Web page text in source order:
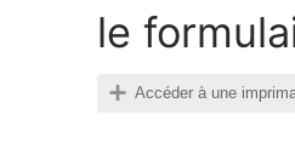
le
Accéder à une